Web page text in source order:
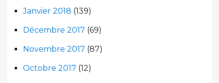
Janvier 2018 (139)
Décembre 2017 (69)
Novembre 2017 (87)
Octobre 2017 (12)